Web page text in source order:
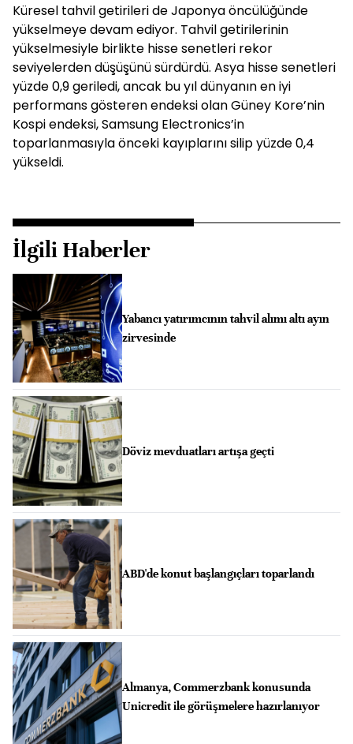
Küresel tahvil getirileri de Japonya öncülüğünde
yükselmeye devam ediyor. Tahvil getirilerinin
yükselmesiyle birlikte hisse senetleri rekor
seviyelerden düşüşünü sürdürdü. Asya hisse senetleri
yüzde 0,9 geriledi, ancak bu yıl dünyanın en iyi
performans gösteren endeksi olan Güney Kore’nin
Kospi endeksi, Samsung Electronics’in
toparlanmasıyla önceki kayıplarını silip yüzde 0,4
yükseldi.
İlgili Haberler
Yabancı yatırımcının tahvil alımı altı ayın
zirvesinde
Döviz mevduatları artışa geçti
ABD'de konut başlangıçları toparlandı
Almanya, Commerzbank konusunda
Unicredit ile görüşmelere hazırlanıyor